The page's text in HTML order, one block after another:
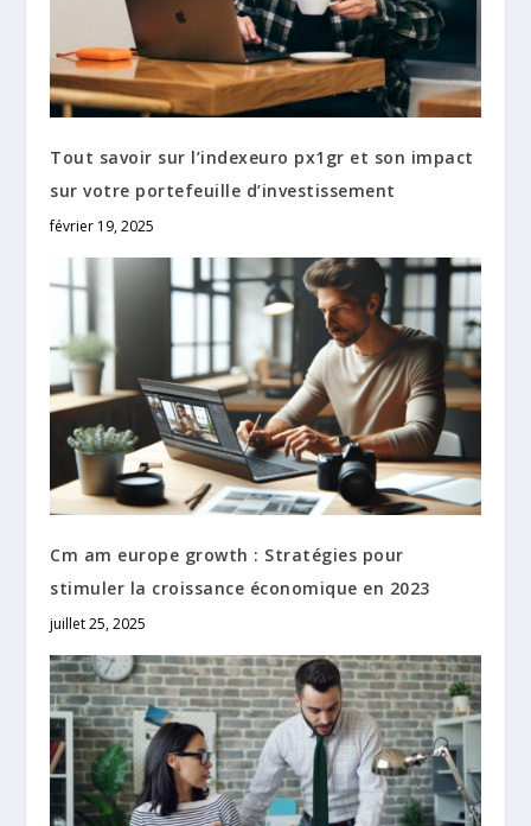
Tout savoir sur l’indexeuro px1gr et son impact
sur votre portefeuille d’investissement
février 19, 2025
Cm am europe growth : Stratégies pour
stimuler la croissance économique en 2023
juillet 25, 2025